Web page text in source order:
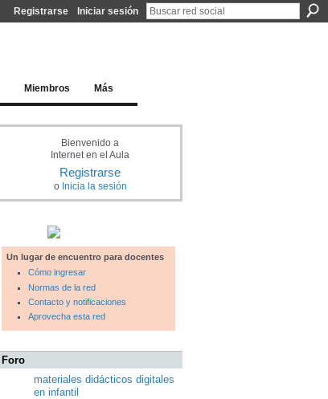
Registrarse Iniciar sesión
Miembros Más
Bienvenido a
Internet en el Aula
Registrarse
o Inicia la sesión
Un lugar de encuentro para docentes
Cómo ingresar
Normas de la red
Contacto y notificaciones
Aprovecha esta red
Foro
materiales didácticos digitales
en infantil